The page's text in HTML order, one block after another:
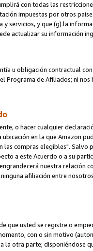
con todas las
impuestas por otros
servicios, y que (g) la
actualizar su información
u obligación contractual
Programa de Afiliados; ni
o hacer cualquier
ubicación en la que Amazon
compras elegibles". Salvo
a este Acuerdo o a su
nuestra relación
ninguna afiliación entre
que usted se registre o
con o sin motivo
otra parte; disponiéndose